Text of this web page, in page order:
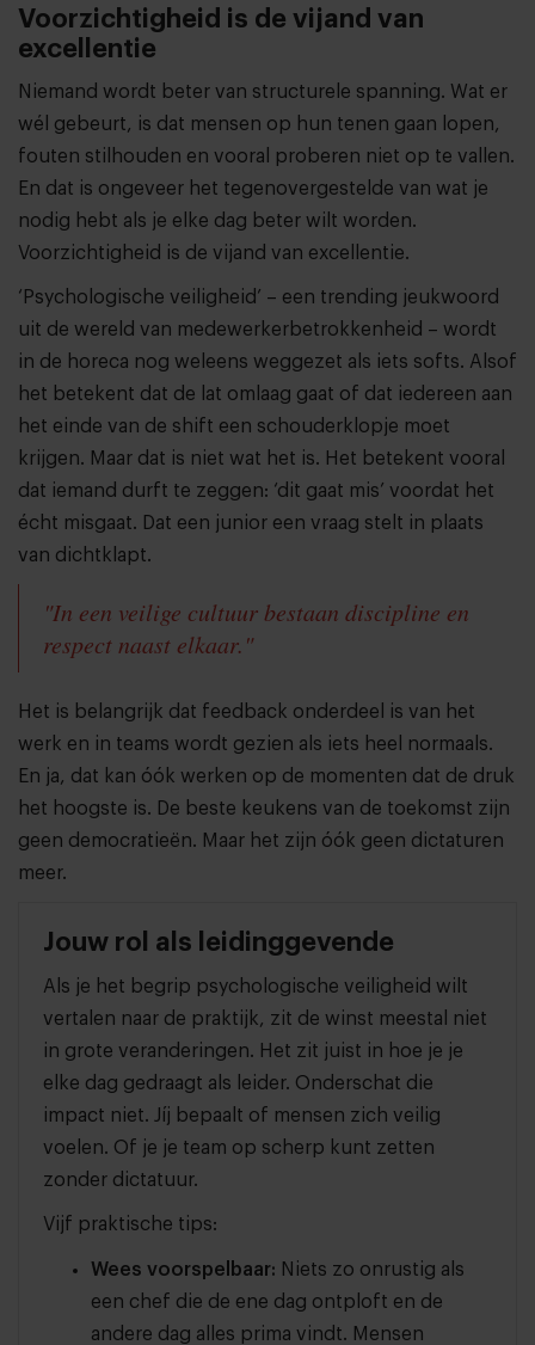
Voorzichtigheid is de vijand van
excellentie
Niemand wordt beter van structurele spanning. Wat er
wél gebeurt, is dat mensen op hun tenen gaan lopen,
fouten stilhouden en vooral proberen niet op te vallen.
En dat is ongeveer het tegenovergestelde van wat je
nodig hebt als je elke dag beter wilt worden.
Voorzichtigheid is de vijand van excellentie.
‘Psychologische veiligheid’ – een trending jeukwoord
uit de wereld van medewerkerbetrokkenheid – wordt
in de horeca nog weleens weggezet als iets softs. Alsof
het betekent dat de lat omlaag gaat of dat iedereen aan
het einde van de shift een schouderklopje moet
krijgen. Maar dat is niet wat het is. Het betekent vooral
dat iemand durft te zeggen: ‘dit gaat mis’ voordat het
écht misgaat. Dat een junior een vraag stelt in plaats
van dichtklapt.
"In een veilige cultuur bestaan discipline en
respect naast elkaar."
Het is belangrijk dat feedback onderdeel is van het
werk en in teams wordt gezien als iets heel normaals.
En ja, dat kan óók werken op de momenten dat de druk
het hoogste is. De beste keukens van de toekomst zijn
geen democratieën. Maar het zijn óók geen dictaturen
meer.
Jouw rol als leidinggevende
Als je het begrip psychologische veiligheid wilt
vertalen naar de praktijk, zit de winst meestal niet
in grote veranderingen. Het zit juist in hoe je je
elke dag gedraagt als leider. Onderschat die
impact niet. Jíj bepaalt of mensen zich veilig
voelen. Of je je team op scherp kunt zetten
zonder dictatuur.
Vijf praktische tips:
Wees voorspelbaar: Niets zo onrustig als
een chef die de ene dag ontploft en de
andere dag alles prima vindt. Mensen